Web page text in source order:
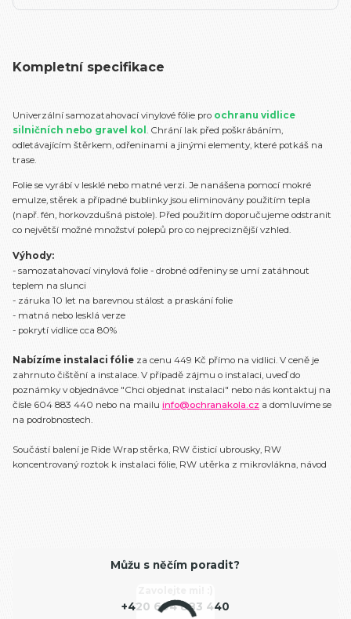
Kompletní specifikace
Univerzální samozatahovací vinylové fólie pro ochranu vidlice
silničních nebo gravel kol
. Chrání lak před poškrábáním,
odletávajícím štěrkem, odřeninami a jinými elementy, které potkáš na
trase.
Folie se vyrábí v lesklé nebo matné verzi. Je nanášena pomocí mokré
emulze, stěrek a případné bublinky jsou eliminovány použitím tepla
(např. fén, horkovzdušná pistole). Před použitím doporučujeme odstranit
co největší možné množství polepů pro co nejpreciznější vzhled.
Výhody:
- samozatahovací vinylová folie - drobné odřeniny se umí zatáhnout
teplem na slunci
- záruka 10 let na barevnou stálost a praskání folie
- matná nebo lesklá verze
- pokrytí vidlice cca 80%
Nabízíme instalaci fólie za cenu 449 Kč přímo na vidlici. V ceně je
zahrnuto čištění a instalace. V případě zájmu o instalaci, uveď do
poznámky v objednávce "Chci objednat instalaci" nebo nás kontaktuj na
čísle 604 883 440 nebo na mailu info@ochranakola.cz a domluvíme se
na podrobnostech.
Součástí balení je Ride Wrap stěrka, RW čisticí ubrousky, RW
koncentrovaný roztok k instalaci fólie, RW utěrka z mikrovlákna, návod
Můžu s něčím poradit?
+420 604 883 440